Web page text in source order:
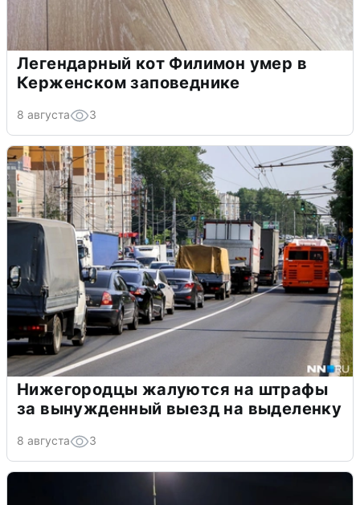
Легендарный кот Филимон умер в
Керженском заповеднике
8 августа 3
Нижегородцы жалуются на штрафы
за вынужденный выезд на выделенку
8 августа 3